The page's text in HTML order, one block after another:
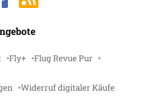
Fly+ Flug Revue Pur
Widerruf digitaler Käufe